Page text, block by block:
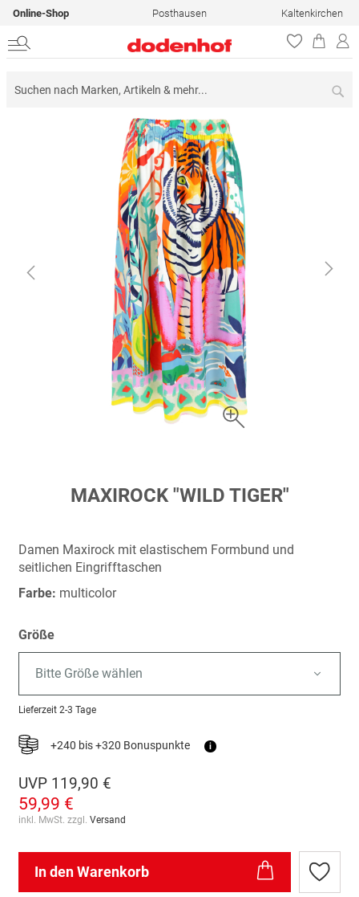
Online-Shop Posthausen Kaltenkirchen
springen
MAXIROCK "WILD TIGER"
Damen Maxirock mit elastischem Formbund und
seitlichen Eingrifftaschen
Farbe: multicolor
Größe
Bitte Größe wählen
Lieferzeit 2-3 Tage
+240 bis +320 Bonuspunkte i
UVP 119,90 €
59,99 €
inkl. MwSt. zzgl. Versand
In den Warenkorb
Zur